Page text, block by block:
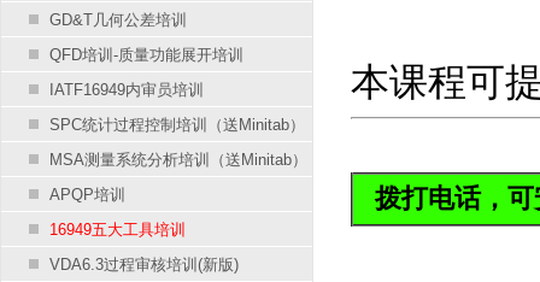
GD&T几何公差培训
QFD培训-质量功能展开培训
IATF16949内审员培训
SPC统计过程控制培训（送Minitab）
MSA测量系统分析培训（送Minitab）
APQP培训
16949五大工具培训
VDA6.3过程审核培训(新版)
本课程可
拨打电话，